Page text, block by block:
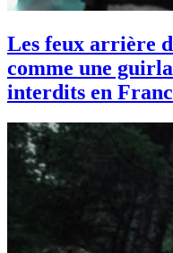
Les feux arrière
comme une
interdits en